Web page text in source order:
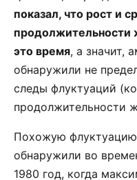
показал, что рост и
продолжительности
это время, а значит,
обнаружили не
следы флуктуаций
продолжительности
Похожую флуктуацию
обнаружили во
1980 год, когда